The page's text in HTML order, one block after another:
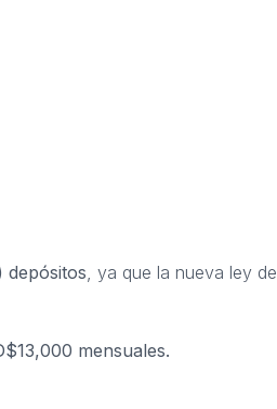
depósitos, ya que la nueva ley de
mensuales.